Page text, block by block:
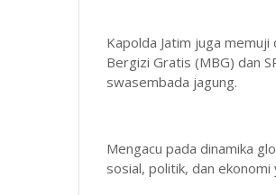
Kapolda Jatim juga
Bergizi Gratis (MBG) dan
swasembada jagung.
Mengacu pada dinamika
sosial, politik, dan